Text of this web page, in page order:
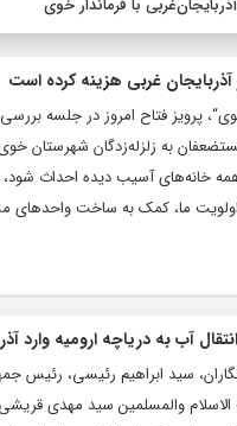
پرویز فتاح امروز در جلسه
کمک بنیاد مستضعفان به زلزله‌زدگان
همه خانه‌های آسیب دیده احداث
ما، کمک به ساخت
آب به دریاچه ارومیه وارد
سید ابراهیم رئیسی، رئیس
والمسلمین سید مهدی